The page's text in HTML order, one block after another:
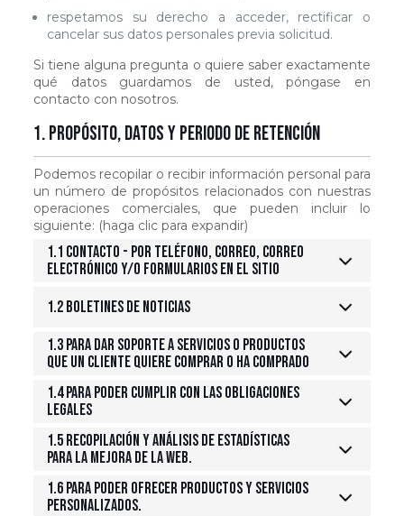
respetamos su derecho a acceder, rectificar o
cancelar sus datos personales previa solicitud.
Si tiene alguna pregunta o quiere saber exactamente
qué datos guardamos de usted, póngase en
contacto con nosotros.
1. Propósito, datos y periodo de retención
Podemos recopilar o recibir información personal para
un número de propósitos relacionados con nuestras
operaciones comerciales, que pueden incluir lo
siguiente: (haga clic para expandir)
1.1 Contacto - Por teléfono, correo, correo
electrónico y/o formularios en el sitio
1.2 Boletines de noticias
1.3 Para dar soporte a servicios o productos
que un cliente quiere comprar o ha comprado
1.4 Para poder cumplir con las obligaciones
legales
1.5 Recopilación y análisis de estadísticas
para la mejora de la web.
1.6 Para poder ofrecer productos y servicios
personalizados.